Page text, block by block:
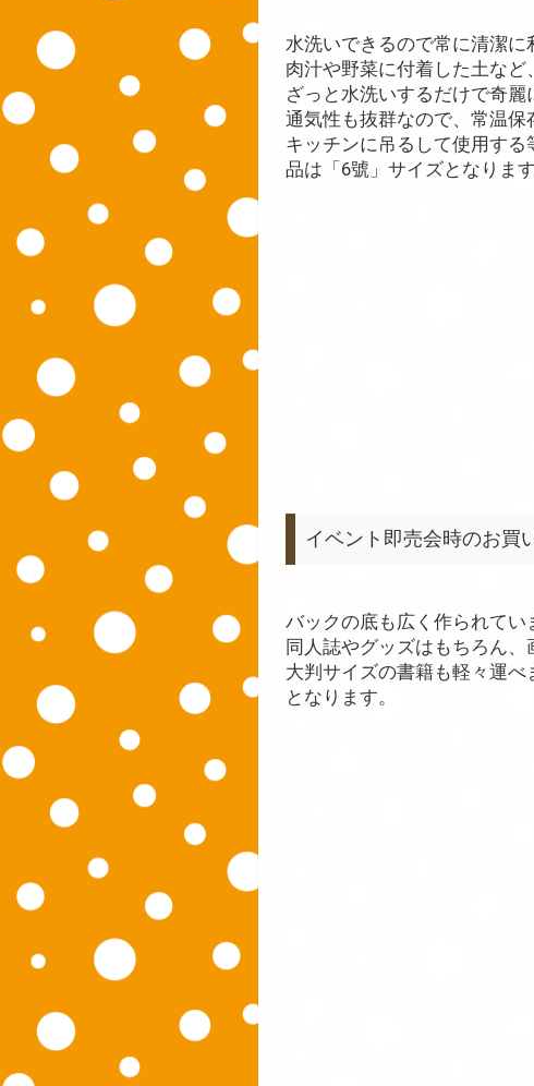
水洗いできるので常に清潔に
肉汁や野菜に付着した土など
ざっと水洗いするだけで奇麗
通気性も抜群なので、常温保
キッチンに吊るして使用す
品は「6號」サイズとなります
イベント即売会時のお買
バックの底も広く作られてい
同人誌やグッズはもちろん、
大判サイズの書籍も軽々運
となります。